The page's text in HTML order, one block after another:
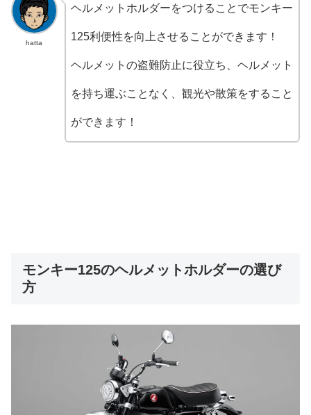
hatta
ヘルメットホルダーをつけることでモンキー
125利便性を向上させることができます！
ヘルメットの盗難防止に役立ち、ヘルメット
を持ち運ぶことなく、観光や散策をすること
ができます！
モンキー125のヘルメットホルダーの選び
方